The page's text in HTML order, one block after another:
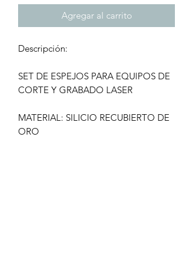
Agregar al carrito
Descripción:
SET DE ESPEJOS PARA EQUIPOS DE
CORTE Y GRABADO LASER
MATERIAL: SILICIO RECUBIERTO DE
ORO